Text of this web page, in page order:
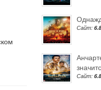
Сайт: 6.8
Сайт: 6.8